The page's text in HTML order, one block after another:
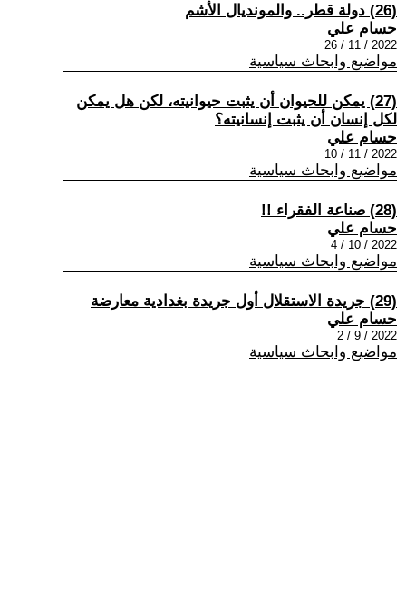
(26) دولة قطر.. والمونديال الأشم
حسام علي
2022 / 11 / 26
مواضيع وابحاث سياسية
(27) يمكن للحيوان أن يثبت حيوانيته، لكن هل يمكن
لكل إنسان أن يثبت إنسانيته؟
حسام علي
2022 / 11 / 10
مواضيع وابحاث سياسية
(28) صناعة الفقراء !!
حسام علي
2022 / 10 / 4
مواضيع وابحاث سياسية
(29) جريدة الاستقلال أول جريدة بغدادية معارضة
حسام علي
2022 / 9 / 2
مواضيع وابحاث سياسية